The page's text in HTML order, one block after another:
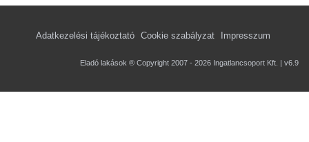
Adatkezelési tájékoztató Cookie szabályzat Impresszum
Eladó lakások ® Copyright 2007 - 2026 Ingatlancsoport Kft. | v6.9